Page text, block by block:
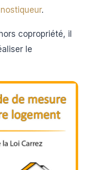
.
copropriété, il
le